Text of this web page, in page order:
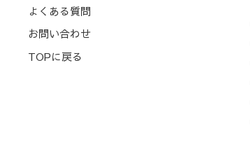
よくある質問
お問い合わせ
TOPに戻る